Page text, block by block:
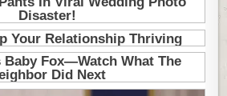
SAMO
IZNAJMLJUJUĆI
OVAJ
PROSTOR